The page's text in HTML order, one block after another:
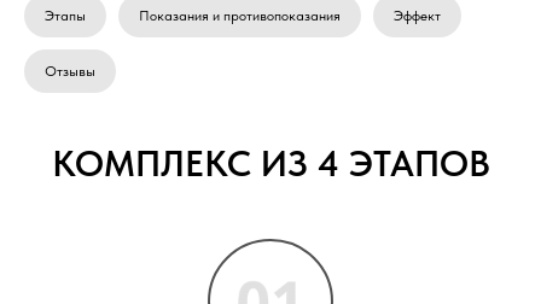
Этапы Показания и противопоказания Эффект
Отзывы
КОМПЛЕКС ИЗ 4 ЭТАПОВ